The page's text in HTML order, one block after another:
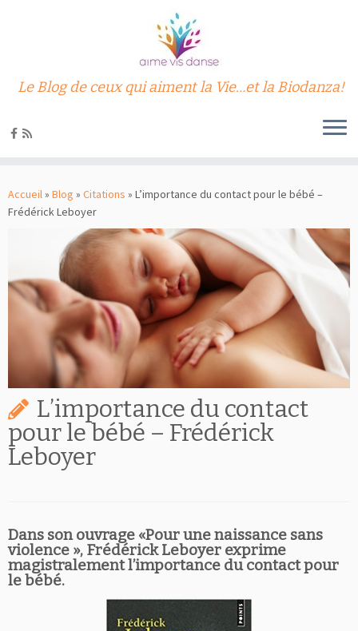
au
contenu
Le Blog de ceux qui aiment la Vie…et la Biodanza!
Accueil» Blog » Citations » L’importance du contact pour le bébé –
Frédérick Leboyer
L’importance du contact
pour le bébé – Frédérick
Leboyer
Dans son ouvrage «Pour une naissance sans
violence », Frédérick Leboyer exprime
magistralementl’importance du contact pour
le bébé.